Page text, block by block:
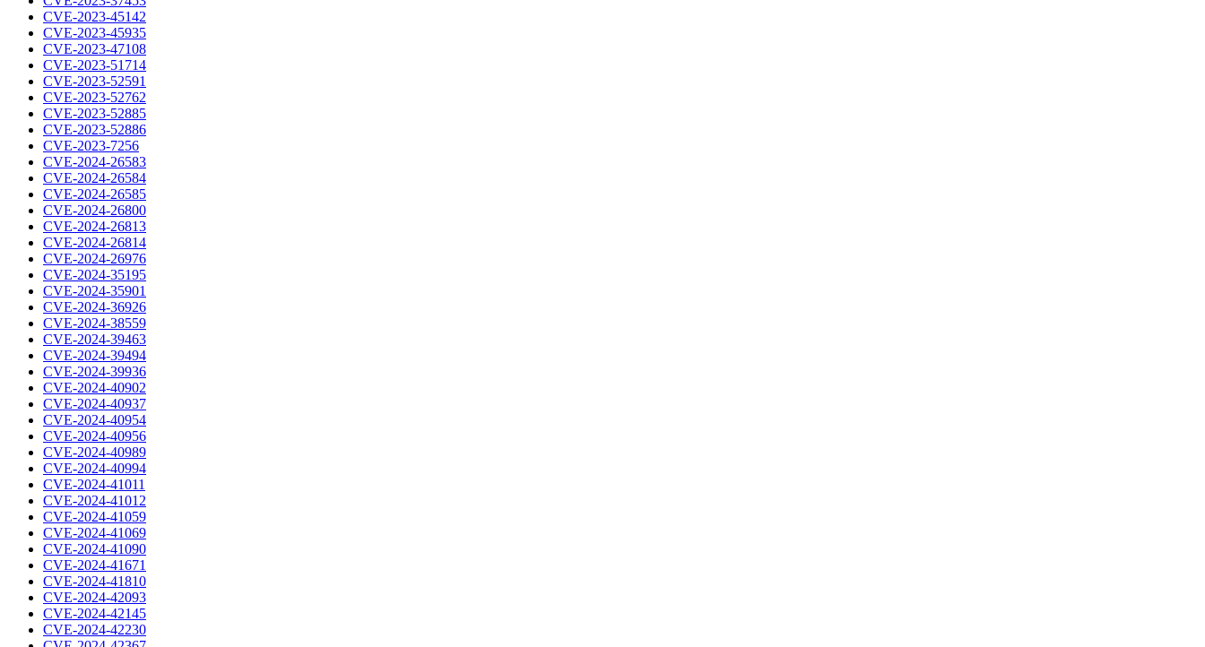
CVE-2023-45142
CVE-2023-45935
CVE-2023-47108
CVE-2023-51714
CVE-2023-52591
CVE-2023-52762
CVE-2023-52885
CVE-2023-52886
CVE-2023-7256
CVE-2024-26583
CVE-2024-26584
CVE-2024-26585
CVE-2024-26800
CVE-2024-26813
CVE-2024-26814
CVE-2024-26976
CVE-2024-35195
CVE-2024-35901
CVE-2024-36926
CVE-2024-38559
CVE-2024-39463
CVE-2024-39494
CVE-2024-39936
CVE-2024-40902
CVE-2024-40937
CVE-2024-40954
CVE-2024-40956
CVE-2024-40989
CVE-2024-40994
CVE-2024-41011
CVE-2024-41012
CVE-2024-41059
CVE-2024-41069
CVE-2024-41090
CVE-2024-41671
CVE-2024-41810
CVE-2024-42093
CVE-2024-42145
CVE-2024-42230